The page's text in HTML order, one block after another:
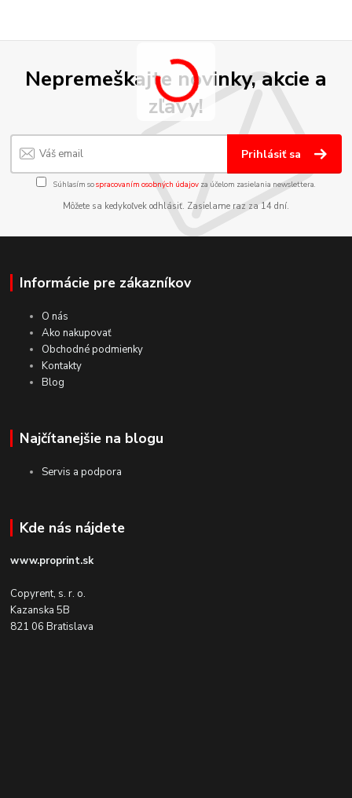
Nepremeškajte novinky, akcie a
zľavy!
Prihlásiť sa
Súhlasím sospracovaním osobných údajov za účelom zasielania newslettera.
Môžete sa kedykoľvek odhlásiť. Zasielame raz za 14 dní.
Informácie pre zákazníkov
O nás
Ako nakupovať
Obchodné podmienky
Kontakty
Blog
Najčítanejšie na blogu
Servis a podpora
Kde nás nájdete
www.proprint.sk
Copyrent, s. r. o.
Kazanska 5B
821 06 Bratislava